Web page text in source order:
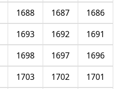
1686
1687
1688
1691
1692
1693
1696
1697
1698
1701
1702
1703